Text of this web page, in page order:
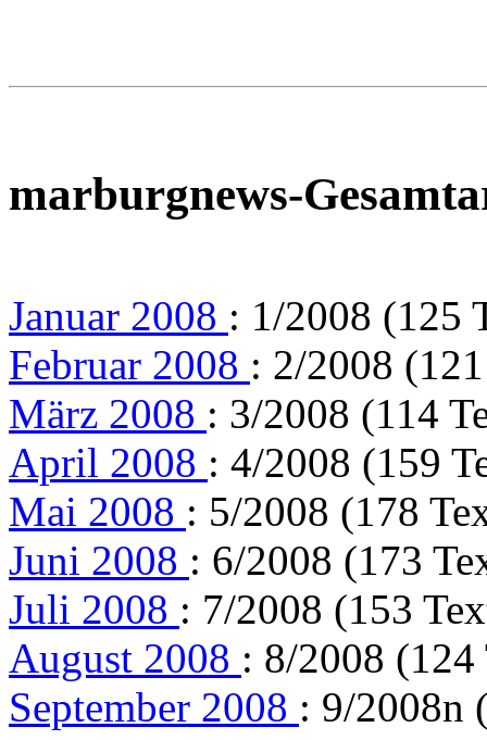
marburgnews-
Januar 2008 : 1/2008 (125
Februar 2008 : 2/2008
März 2008 : 3/2008 (114
April 2008 : 4/2008 (159
Mai 2008 : 5/2008 (178
Juni 2008 : 6/2008 (173
Juli 2008 : 7/2008 (153
August 2008 : 8/2008 (124
September 2008 : 9/2008n